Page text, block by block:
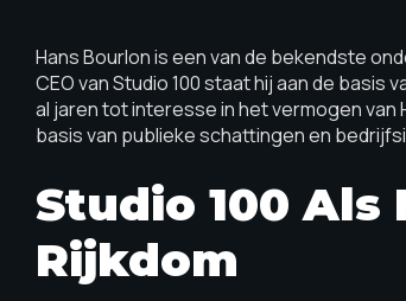
Hans Bourlon is een van de bekendste
CEO van Studio 100 staat hij aan de
al jaren tot interesse in het vermogen van
basis van publieke schattingen en
Studio 100 Als
Rijkdom